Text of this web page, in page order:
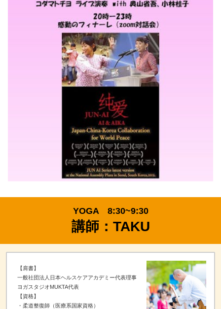
YOGA 8:30~9:30
講師：TAKU
【肩書】
一般社団法人日本ヘルスケアアカデミー代表理事
ヨガスタジオMUKTA代表
【資格】
・柔道整復師（医療系国家資格）